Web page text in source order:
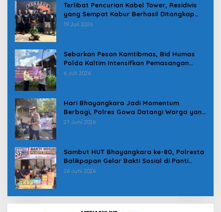
Terlibat Pencurian Kabel Tower, Residivis
yang Sempat Kabur Berhasil Ditangkap
Tim Gabungan di Jeneponto
19 Juli 2026
Sebarkan Pesan Kamtibmas, Bid Humas
Polda Kaltim Intensifkan Pemasangan
Spanduk serta Pembagian Stiker
6 Juli 2026
Hari Bhayangkara Jadi Momentum
Berbagi, Polres Gowa Datangi Warga yang
Membutuhkan
27 Juni 2026
Sambut HUT Bhayangkara ke-80, Polresta
Balikpapan Gelar Bakti Sosial di Panti
Asuhan Jabal Rahmah
26 Juni 2026